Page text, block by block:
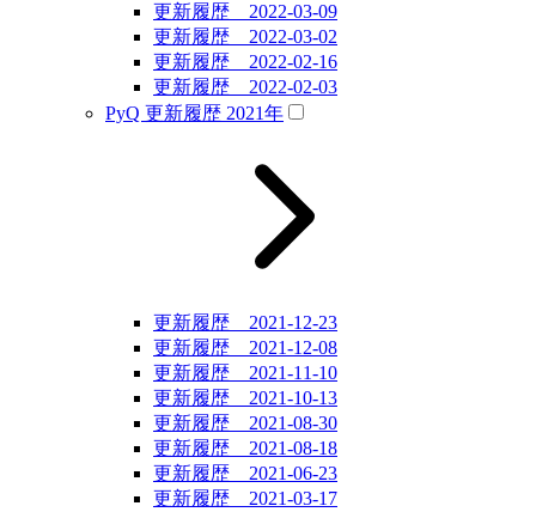
更新履歴 2022-03-09
更新履歴 2022-03-02
更新履歴 2022-02-16
更新履歴 2022-02-03
PyQ 更新履歴 2021年
更新履歴 2021-12-23
更新履歴 2021-12-08
更新履歴 2021-11-10
更新履歴 2021-10-13
更新履歴 2021-08-30
更新履歴 2021-08-18
更新履歴 2021-06-23
更新履歴 2021-03-17